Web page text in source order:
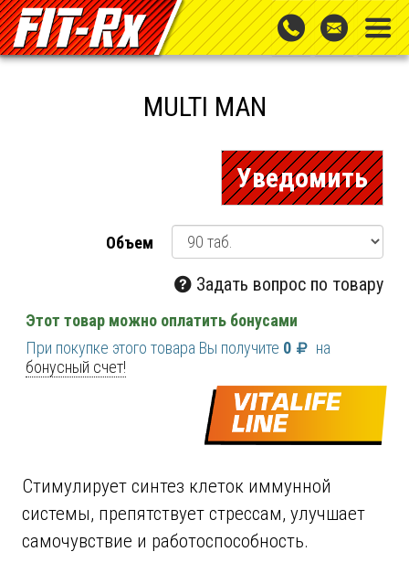
MULTI MAN
Уведомить
Объем
Задать вопрос по товару
Этот товар можно оплатить бонусами
При покупке этого товара Вы получите 0
на
бонусный счет!
Стимулирует синтез клеток иммунной
системы, препятствует стрессам, улучшает
самочувствие и работоспособность.